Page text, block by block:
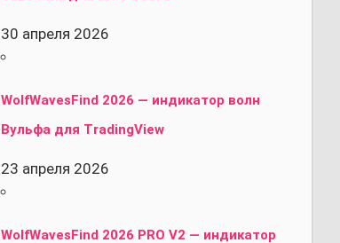
30 апреля 2026
WolfWavesFind 2026 — индикатор волн
Вульфа для TradingView
23 апреля 2026
WolfWavesFind 2026 PRO V2 — индикатор